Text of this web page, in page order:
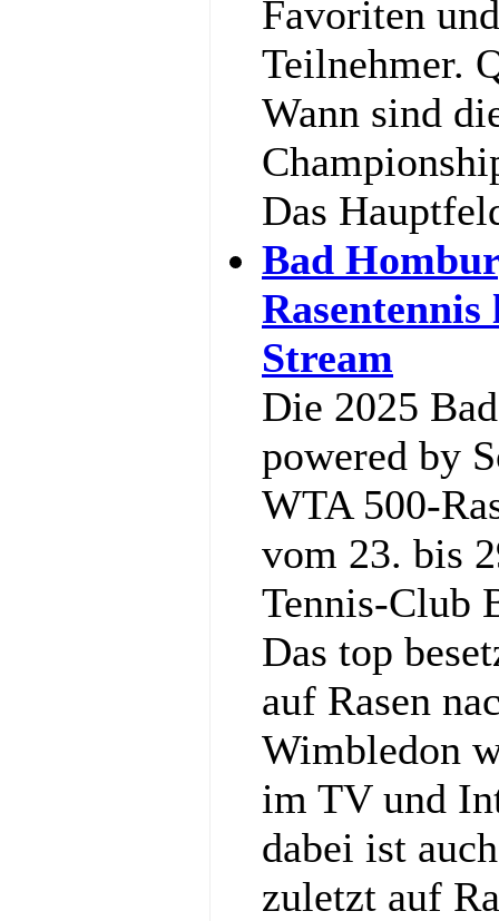
Favoriten
Teilnehmer.
Wann sind
Das
Bad
Stream
Die 2025
powered by
WTA 500-
vom 23. bis
Tennis‑Club
Das top
auf Rasen
Wimbledon
im TV und
dabei ist
zuletzt auf